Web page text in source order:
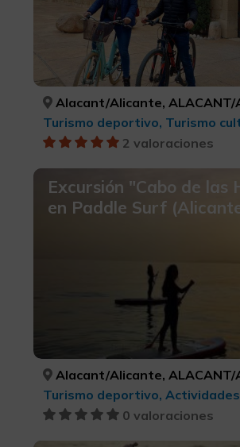
Alacant/Alicante, ALACANT/
2 valoraciones
Excursión "Cabo de las
en Paddle Surf
Alacant/Alicante, ALACANT/
Turismo deportivo,
0 valoraciones